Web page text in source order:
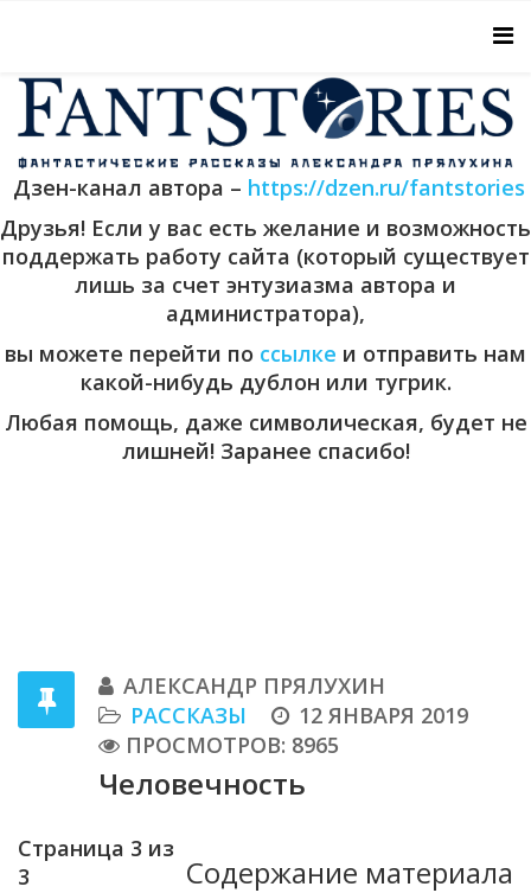
Дзен-канал автора – https://dzen.ru/fantstories
Друзья! Если у вас есть желание и возможность
поддержать работу сайта (который существует
лишь за счет энтузиазма автора и
администратора),
вы можете перейти по ссылке и отправить нам
какой-нибудь дублон или тугрик.
Любая помощь, даже символическая, будет не
лишней! Заранее спасибо!
АЛЕКСАНДР ПРЯЛУХИН
РАССКАЗЫ
12 ЯНВАРЯ 2019
ПРОСМОТРОВ: 8965
Человечность
Содержание материала
Страница 3 из
3